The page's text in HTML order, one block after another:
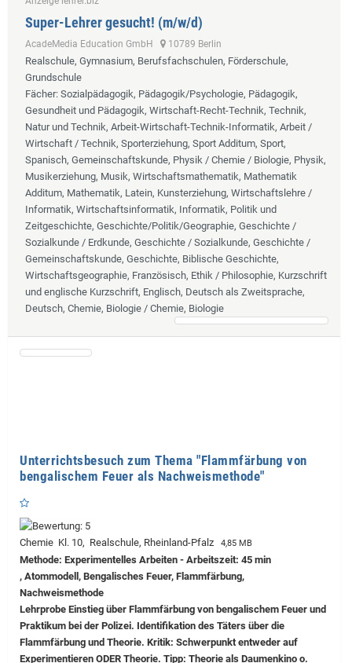
Super-Lehrer gesucht! (m/w/d)
AcadeMedia Education GmbH 10789 Berlin
Realschule, Gymnasium, Berufsfachschulen, Förderschule,
Grundschule
Fächer: Sozialpädagogik, Pädagogik/Psychologie, Pädagogik,
Gesundheit und Pädagogik, Wirtschaft-Recht-Technik, Technik,
Natur und Technik, Arbeit-Wirtschaft-Technik-Informatik, Arbeit /
Wirtschaft / Technik, Sporterziehung, Sport Additum, Sport,
Spanisch, Gemeinschaftskunde, Physik / Chemie / Biologie, Physik,
Musikerziehung, Musik, Wirtschaftsmathematik, Mathematik
Additum, Mathematik, Latein, Kunsterziehung, Wirtschaftslehre /
Informatik, Wirtschaftsinformatik, Informatik, Politik und
Zeitgeschichte, Geschichte/Politik/Geographie, Geschichte /
Sozialkunde / Erdkunde, Geschichte / Sozialkunde, Geschichte /
Gemeinschaftskunde, Geschichte, Biblische Geschichte,
Wirtschaftsgeographie, Französisch, Ethik / Philosophie, Kurzschrift
und englische Kurzschrift, Englisch, Deutsch als Zweitsprache,
Deutsch, Chemie, Biologie / Chemie, Biologie
Unterrichtsbesuch zum Thema "Flammfärbung von
bengalischem Feuer als Nachweismethode"
Chemie Kl. 10, Realschule, Rheinland-Pfalz 4,85 MB
Methode: Experimentelles Arbeiten - Arbeitszeit: 45 min
, Atommodell, Bengalisches Feuer, Flammfärbung,
Nachweismethode
Lehrprobe Einstieg über Flammfärbung von bengalischem Feuer und
Praktikum bei der Polizei. Identifikation des Täters über die
Flammfärbung und Theorie. Kritik: Schwerpunkt entweder auf
Experimentieren ODER Theorie. Tipp: Theorie als Daumenkino o.